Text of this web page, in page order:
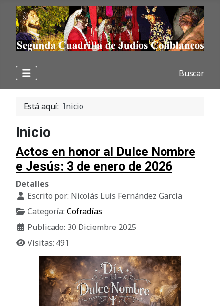
Buscar
Está aquí: Inicio
Inicio
Actos en honor al Dulce Nombre
e Jesús: 3 de enero de 2026
Detalles
Escrito por: Nicolás Luis Fernández García
Categoría: Cofradías
Publicado: 30 Diciembre 2025
Visitas: 491